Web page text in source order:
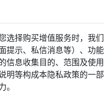
选择购买增值服务时，我们
提示、私信消息等）、功能
信息收集目的、范围及使用
明等构成本隐私政策的一部
。